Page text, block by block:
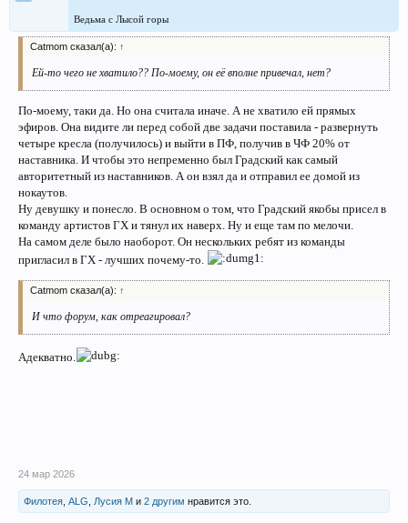
Ведьма с Лысой горы
Catmom сказал(а): ↑
Ей-то чего не хватило?? По-моему, он её вполне привечал, нет?
По-моему, таки да. Но она считала иначе. А не хватило ей прямых
эфиров. Она видите ли перед собой две задачи поставила - развернуть
четыре кресла (получилось) и выйти в ПФ, получив в ЧФ 20% от
наставника. И чтобы это непременно был Градский как самый
авторитетный из наставников. А он взял да и отправил ее домой из
нокаутов.
Ну девушку и понесло. В основном о том, что Градский якобы присел в
команду артистов ГХ и тянул их наверх. Ну и еще там по мелочи.
На самом деле было наоборот. Он нескольких ребят из команды
пригласил в ГХ - лучших почему-то.
Catmom сказал(а): ↑
И что форум, как отреагировал?
Адекватно.
24 мар 2026
Филотея ALG Лусия М и 2 другим нравится это.